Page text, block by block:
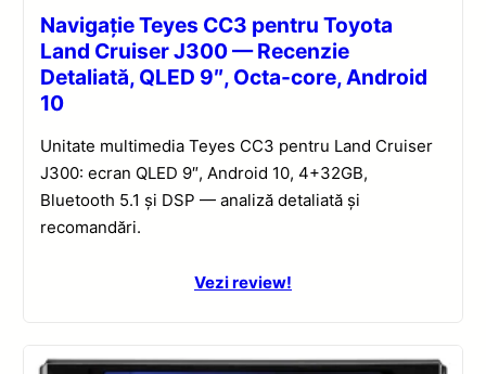
Navigație Teyes CC3 pentru Toyota
Land Cruiser J300 — Recenzie
Detaliată, QLED 9″, Octa-core, Android
10
Unitate multimedia Teyes CC3 pentru Land Cruiser
J300: ecran QLED 9″, Android 10, 4+32GB,
Bluetooth 5.1 și DSP — analiză detaliată și
recomandări.
Vezi review!